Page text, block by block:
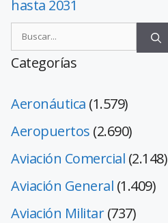
hasta 2031
Categorías
Aeronáutica (1.579)
Aeropuertos (2.690)
Aviación Comercial (2.148)
Aviación General (1.409)
Aviación Militar(737)